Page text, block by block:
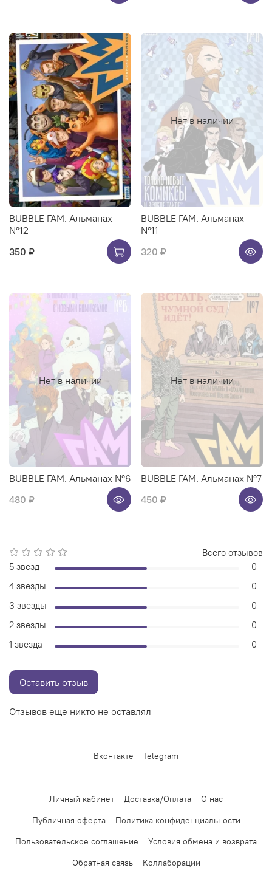
BUBBLE ГАМ. Альманах
№12
350 ₽
Нет в наличии
BUBBLE ГАМ. Альманах
№11
320 ₽
Нет в наличии
BUBBLE ГАМ. Альманах №6
480 ₽
Нет в наличии
BUBBLE ГАМ. Альманах №7
450 ₽
Отзывов еще никто не оставлял
Всего отзывов
5 звезд
0
4 звезды
0
3 звезды
0
2 звезды
0
1 звезда
0
Оставить отзыв
Вконтакте Telegram
Личный кабинет Доставка/Оплата
О нас
Публичная оферта
Политика конфиденциальности
Пользовательское соглашение
Условия обмена и возврата
Обратная связь
Коллаборации